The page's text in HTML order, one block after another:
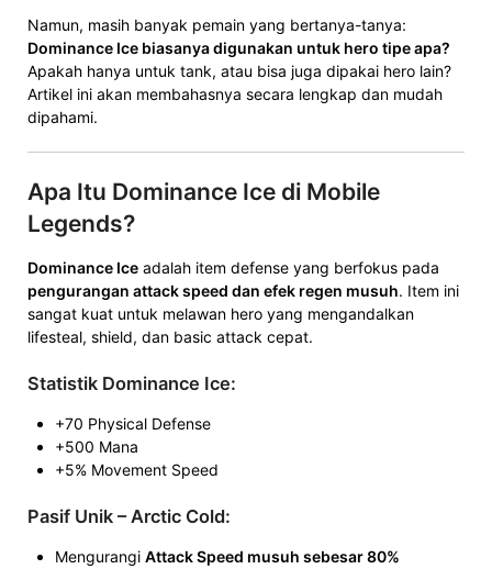
Namun, masih banyak pemain yang bertanya-tanya:
Dominance Ice biasanya digunakan untuk hero tipe apa?
Apakah hanya untuk tank, atau bisa juga dipakai hero lain?
Artikel ini akan membahasnya secara lengkap dan mudah
dipahami.
Apa Itu Dominance Ice di Mobile
Legends?
Dominance Ice adalah item defense yang berfokus pada
pengurangan attack speed dan efek regen musuh. Item ini
sangat kuat untuk melawan hero yang mengandalkan
lifesteal, shield, dan basic attack cepat.
Statistik Dominance Ice:
+70 Physical Defense
+500 Mana
+5% Movement Speed
Pasif Unik – Arctic Cold:
Mengurangi Attack Speed musuh sebesar 80%